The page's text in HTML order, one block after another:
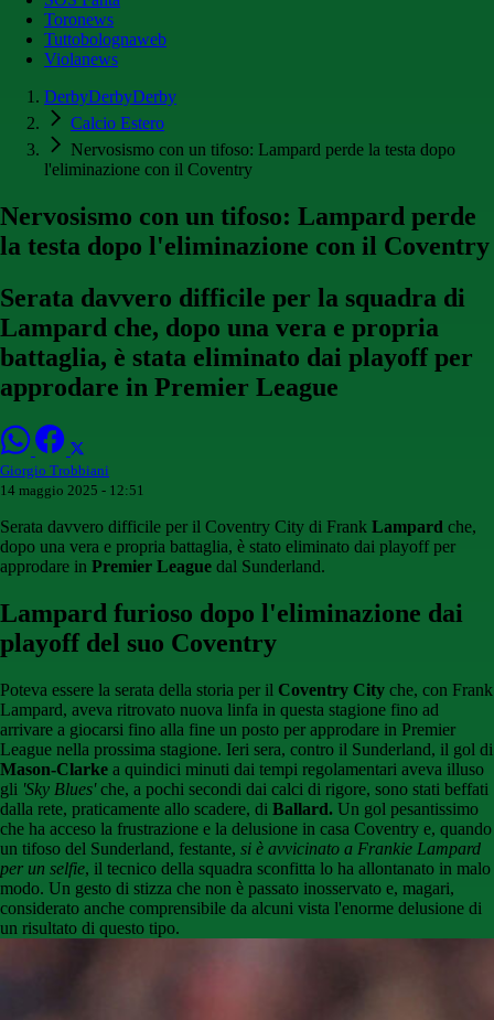
Toronews
Tuttobolognaweb
Violanews
DerbyDerbyDerby
Calcio Estero
Nervosismo con un tifoso: Lampard perde la testa dopo
l'eliminazione con il Coventry
Nervosismo con un tifoso: Lampard perde
la testa dopo l'eliminazione con il Coventry
Serata davvero difficile per la squadra di
Lampard che, dopo una vera e propria
battaglia, è stata eliminato dai playoff per
approdare in Premier League
Giorgio Trobbiani
14 maggio 2025 - 12:51
Serata davvero difficile per il Coventry City di Frank Lampard che,
dopo una vera e propria battaglia, è stato eliminato dai playoff per
approdare in Premier League dal Sunderland.
Lampard furioso dopo l'eliminazione dai
playoff del suo Coventry
Poteva essere la serata della storia per il Coventry City che, con Frank
Lampard, aveva ritrovato nuova linfa in questa stagione fino ad
arrivare a giocarsi fino alla fine un posto per approdare in Premier
League nella prossima stagione. Ieri sera, contro il Sunderland, il gol di
Mason-Clarke a quindici minuti dai tempi regolamentari aveva illuso
gli 'Sky Blues'che, a pochi secondi dai calci di rigore, sono stati beffati
dalla rete, praticamente allo scadere, di Ballard. Un gol pesantissimo
che ha acceso la frustrazione e la delusione in casa Coventry e, quando
un tifoso del Sunderland, festante, si è avvicinato a Frankie Lampard
per un selfie, il tecnico della squadra sconfitta lo ha allontanato in malo
modo. Un gesto di stizza che non è passato inosservato e, magari,
considerato anche comprensibile da alcuni vista l'enorme delusione di
un risultato di questo tipo.